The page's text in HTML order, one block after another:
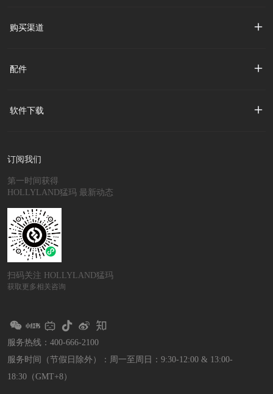
购买渠道
配件
软件下载
订阅我们
第一时间获得
HOLLYLAND猛玛 最新动态
扫码关注 HOLLYLAND猛玛
获取更多相关咨询
服务热线：400-666-2100
服务时间（节假日除外）： 周一至周日：9:30-12:00 & 13:00-
18:30（GMT+8）